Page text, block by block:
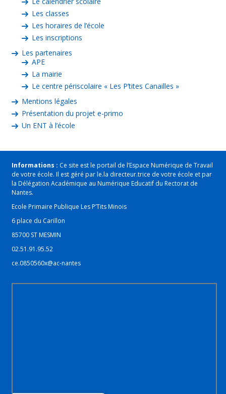
Les classes
Les horaires de l’école
Les inscriptions
Les partenaires
APE
La mairie
Le centre périscolaire « Les P’tites Canailles »
Mentions légales
Présentation du projet e-primo
Un ENT à l’école
Informations : Ce site est le portail de l’Espace Numérique de Travail
de votre école. Il est géré par le.la directeur.trice de votre école et par
la Délégation Académique au Numérique Educatif du Rectorat de
Nantes.
Ecole Primaire Publique Les P’Tits Minois
6 place du Carillon
85700 ST MESMIN
02.51.91.95.52
ce.0850560x@ac-nantes